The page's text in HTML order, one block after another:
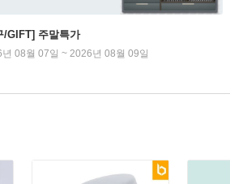
/GIFT] 주말특가
08월 07일 ~ 2026년 08월 09일